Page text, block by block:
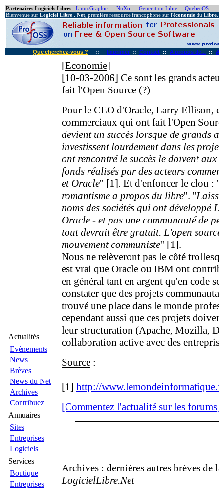
Partenaires Logiciels Libres : LinuxGraphic .::. NuXo .::. Generation Libre .::. QuebecOS
Bienvenue sur Logiciel Libre . Net , première ressource francophone sur l'économie du Libre
Que cherchez-vous ? :: Imprimer :: Contact :: A propos de... ::
Actualités
Evènements
News
Brèves
News du Net
Archives
Contribuez
Annuaires
Sites
Entreprises
Logiciels
Services
Boutique
Entreprises
[Economie]
[10-03-2006] Ce sont les grands
fait l'Open Source (?)
Pour le CEO d'Oracle, Larry Ellison,
commerciaux qui ont fait l'Open
devient un succès lorsque de grands
investissent lourdement dans les
ont rencontré le succès le doivent
fonds réalisés par des acteurs
et Oracle'' [1]. Et d'enfoncer le clou :
romantisme a propos du libre''. ''
noms des sociétés qui ont
Oracle - et pas une communauté de
tout devrait être gratuit. L'open
mouvement communiste'' [1].
Nous ne relèveront pas le côté
est vrai que Oracle ou IBM ont
en général tant en argent qu'en code
constater que des projets
trouvé une place dans le monde
cependant aussi que ces projets
leur structuration (Apache, Mozilla,
collaboration active avec des
Source :
[1] http://
[Commentez l'actualité sur les
Archives : dernières autres brèves de
LogicielLibre.Net